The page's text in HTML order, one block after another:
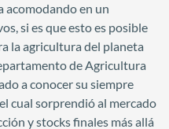
acomodando en un
si es que esto es posible
la agricultura del planeta
de Agricultura
a conocer su siempre
cual sorprendió al mercado
y stocks finales más allá